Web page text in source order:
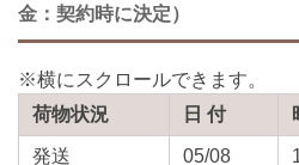
金：契約時に決定）
荷物状況 日 付
発送 05/08